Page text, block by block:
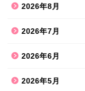
2026年8月
2026年7月
2026年6月
2026年5月